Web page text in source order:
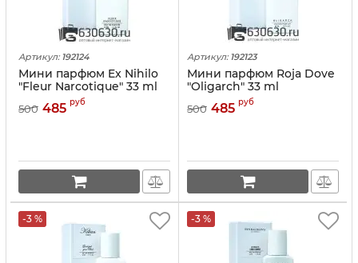
Артикул: 192124
Мини парфюм Ex Nihilo
"Fleur Narcotique" 33 ml
500 485 руб
Артикул: 192123
Мини парфюм Roja Dove
"Oligarch" 33 ml
500 485 руб
-3 % -3 %